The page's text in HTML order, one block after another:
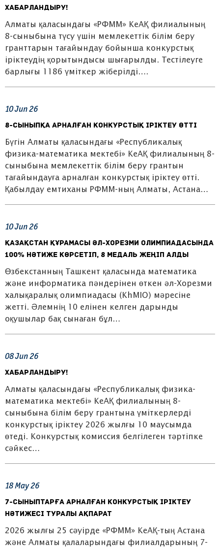
ХАБАРЛАНДЫРУ!
Алматы қаласындағы «РФММ» КеАҚ филиалының
8-сыныбына түсу үшін мемлекеттік білім беру
гранттарын тағайындау бойынша конкурстық
іріктеудің қорытындысы шығарылды. Тестілеуге
барлығы 1186 үміткер жіберілді….
10Jun26
8-сыныпқа арналған конкурстық іріктеу өтті
Бүгін Алматы қаласындағы «Республикалық
физика-математика мектебі» КеАҚ филиалының 8-
сыныбына мемлекеттік білім беру грантын
тағайындауға арналған конкурстық іріктеу өтті.
Қабылдау емтиханы РФММ-ның Алматы, Астана…
10Jun26
Қазақстан құрамасы әл-Хорезми олимпиадасында
100% нәтиже көрсетіп, 8 медаль жеңіп алды
Өзбекстанның Ташкент қаласында математика
және информатика пәндерінен өткен әл-Хорезми
халықаралық олимпиадасы (KhMIO) мәресіне
жетті. Әлемнің 10 елінен келген дарынды
оқушылар бақ сынаған бұл…
08Jun26
ХАБАРЛАНДЫРУ!
Алматы қаласындағы «Республикалық физика-
математика мектебі» КеАҚ филиалының 8-
сыныбына білім беру грантына үміткерлерді
конкурстық іріктеу 2026 жылғы 10 маусымда
өтеді. Конкурстық комиссия белгілеген тәртіпке
сәйкес…
18May26
7-сыныптарға арналған конкурстық іріктеу
нәтижесі туралы ақпарат
2026 жылғы 25 сәуірде «РФММ» КеАҚ-тың Астана
және Алматы қалаларындағы филиалдарының 7-